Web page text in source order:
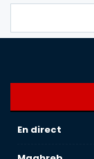
En direct